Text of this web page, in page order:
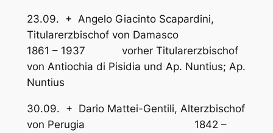
23.09. + Angelo Giacinto Scapardini,
Titularerzbischof von Damasco
1861 – 1937 vorher Titularerzbischof
von Antiochia di Pisidia und Ap. Nuntius; Ap.
Nuntius
30.09. + Dario Mattei-Gentili, Alterzbischof
von Perugia 1842 –